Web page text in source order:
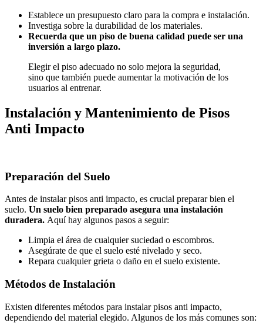
Establece un presupuesto claro para la compra e instalación.
Investiga sobre la durabilidad de los materiales.
Recuerda que un piso de buena calidad puede ser una
inversión a largo plazo.
Elegir el piso adecuado no solo mejora la seguridad,
sino que también puede aumentar la motivación de los
usuarios al entrenar.
Instalación y Mantenimiento de Pisos
Anti Impacto
Preparación del Suelo
Antes de instalar pisos anti impacto, es crucial preparar bien el
suelo. Un suelo bien preparado asegura una instalación
duradera. Aquí hay algunos pasos a seguir:
Limpia el área de cualquier suciedad o escombros.
Asegúrate de que el suelo esté nivelado y seco.
Repara cualquier grieta o daño en el suelo existente.
Métodos de Instalación
Existen diferentes métodos para instalar pisos anti impacto,
dependiendo del material elegido. Algunos de los más comunes son: